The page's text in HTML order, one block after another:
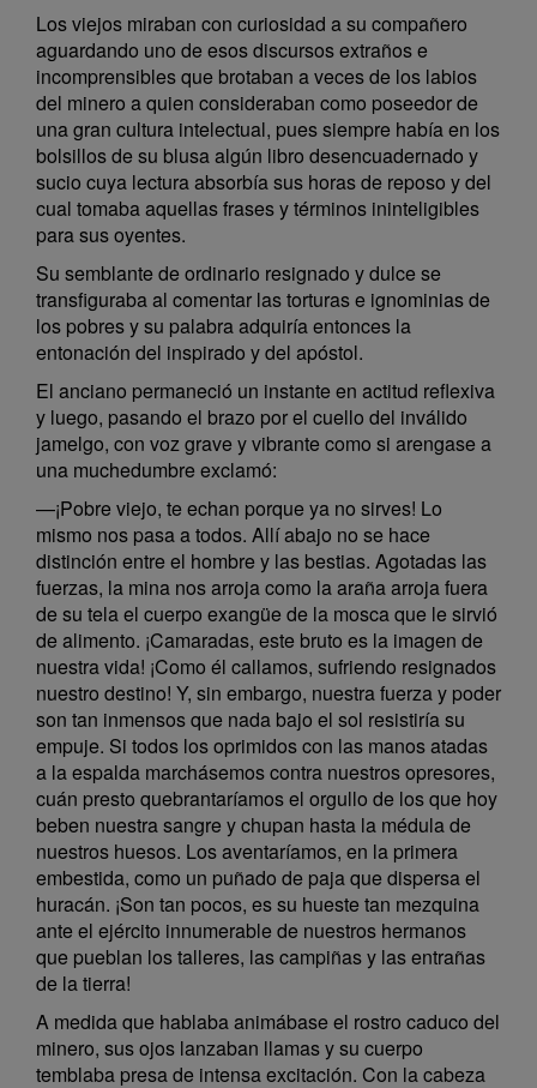
Los viejos miraban con curiosidad a su compañero
aguardando uno de esos discursos extraños e
incomprensibles que brotaban a veces de los labios
del minero a quien consideraban como poseedor de
una gran cultura intelectual, pues siempre había en los
bolsillos de su blusa algún libro desencuadernado y
sucio cuya lectura absorbía sus horas de reposo y del
cual tomaba aquellas frases y términos ininteligibles
para sus oyentes.
Su semblante de ordinario resignado y dulce se
transfiguraba al comentar las torturas e ignominias de
los pobres y su palabra adquiría entonces la
entonación del inspirado y del apóstol.
El anciano permaneció un instante en actitud reflexiva
y luego, pasando el brazo por el cuello del inválido
jamelgo, con voz grave y vibrante como si arengase a
una muchedumbre exclamó:
—¡Pobre viejo, te echan porque ya no sirves! Lo
mismo nos pasa a todos. Allí abajo no se hace
distinción entre el hombre y las bestias. Agotadas las
fuerzas, la mina nos arroja como la araña arroja fuera
de su tela el cuerpo exangüe de la mosca que le sirvió
de alimento. ¡Camaradas, este bruto es la imagen de
nuestra vida! ¡Como él callamos, sufriendo resignados
nuestro destino! Y, sin embargo, nuestra fuerza y poder
son tan inmensos que nada bajo el sol resistiría su
empuje. Si todos los oprimidos con las manos atadas
a la espalda marchásemos contra nuestros opresores,
cuán presto quebrantaríamos el orgullo de los que hoy
beben nuestra sangre y chupan hasta la médula de
nuestros huesos. Los aventaríamos, en la primera
embestida, como un puñado de paja que dispersa el
huracán. ¡Son tan pocos, es su hueste tan mezquina
ante el ejército innumerable de nuestros hermanos
que pueblan los talleres, las campiñas y las entrañas
de la tierra!
A medida que hablaba animábase el rostro caduco del
minero, sus ojos lanzaban llamas y su cuerpo
temblaba presa de intensa excitación. Con la cabeza